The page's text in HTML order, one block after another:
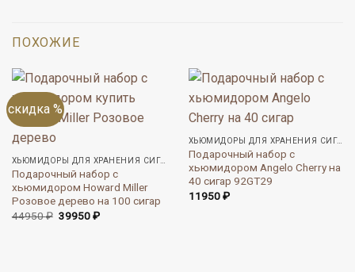
ПОХОЖИЕ
скидка %
ХЬЮМИДОРЫ ДЛЯ ХРАНЕНИЯ СИГАР
Подарочный набор с
хьюмидором Howard Miller
Розовое дерево на 100 сигар
44950₽ Первоначальная
39950₽Текущая
ХЬЮМИДОРЫ ДЛЯ ХРАНЕНИЯ СИГАР
Подарочный набор с
хьюмидором Angelo Cherry на
40 сигар 92GT29
11950₽